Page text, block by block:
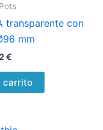
transparente con
mm
€
carrito